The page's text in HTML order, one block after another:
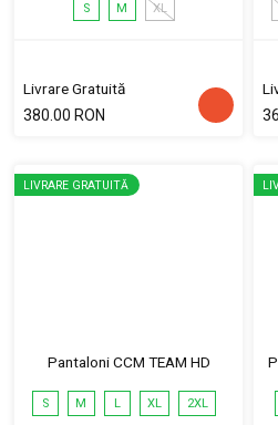
S M XL
Livrare Gratuită
380.00 RON
LIVRARE GRATUITĂ
Pantaloni CCM TEAM HD
S M L XL 2XL